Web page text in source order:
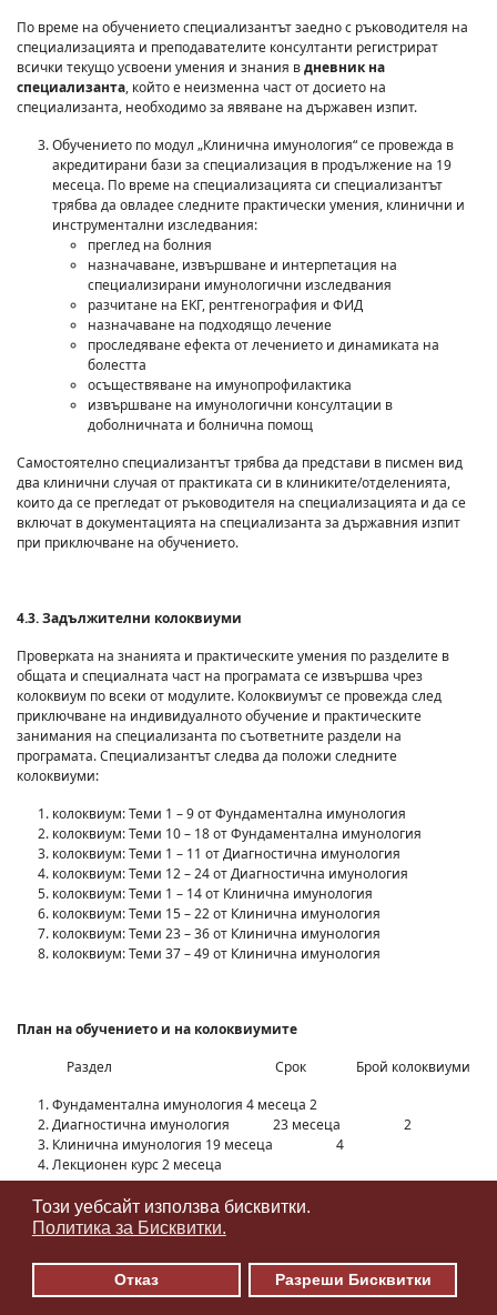
Този уебсайт използва бисквитки.
Политика за Бисквитки.
Отказ Разреши Бисквитки
По време на обучението специализантът заедно с ръководителя на
специализацията и преподавателите консултанти регистрират
всички текущо усвоени умения и знания вдневник на
специализанта, който е неизменна част от досието на
специализанта, необходимо за явяване на държавен изпит.
Обучението по модул „Клинична имунология“ се провежда в
акредитирани бази за специализация в продължение на 19
месеца. По време на специализацията си специализантът
трябва да овладее следните практически умения, клинични и
инструментални изследвания:
преглед на болния
назначаване, извършване и интерпетация на
специализирани имунологични изследвания
разчитане на ЕКГ, рентгенография и ФИД
назначаване на подходящо лечение
проследяване ефекта от лечението и динамиката на
болестта
осъществяване на имунопрофилактика
извършване на имунологични консултации в
доболничната и болнична помощ
Самостоятелно специализантът трябва да представи в писмен вид
два клинични случая от практиката си в клиниките/отделенията,
които да се прегледат от ръководителя на специализацията и да се
включат в документацията на специализанта за държавния изпит
при приключване на обучението.
4.3. Задължителни колоквиуми
Проверката на знанията и практическите умения по разделите в
общата и специалната част на програмата се извършва чрез
колоквиум по всеки от модулите. Колоквиумът се провежда след
приключване на индивидуалното обучение и практическите
занимания на специализанта по съответните раздели на
програмата. Специализантът следва да положи следните
колоквиуми:
колоквиум: Теми 1 – 9 от Фундаментална имунология
колоквиум: Теми 10 – 18 от Фундаментална имунология
колоквиум: Теми 1 – 11 от Диагностична имунология
колоквиум: Теми 12 – 24 от Диагностична имунология
колоквиум: Теми 1 – 14 от Клинична имунология
колоквиум: Теми 15 – 22 от Клинична имунология
колоквиум: Теми 23 – 36 от Клинична имунология
колоквиум: Теми 37 – 49 от Клинична имунология
План на обучението и на колоквиумите
Раздел Срок Брой колоквиуми
Фундаментална имунология 4 месеца 2
Диагностична имунология 23 месеца 2
Клинична имунология 19 месеца 4
Лекционен курс 2 месеца
Общо: 48 месеца 8